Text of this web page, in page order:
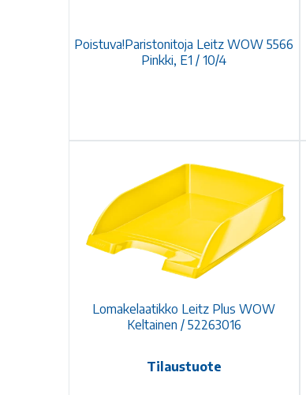
Poistuva!Paristonitoja Leitz WOW 5566
Pinkki, E1 / 10/4
Lomakelaatikko Leitz Plus WOW
Keltainen / 52263016
Tilaustuote